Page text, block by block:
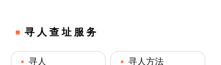
寻人查址服务
寻人 寻人方法